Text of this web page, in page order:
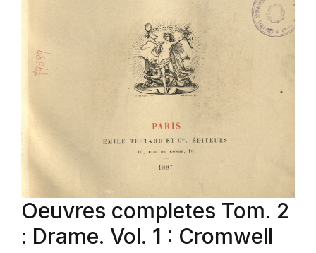
Oeuvres completes Tom. 2
: Drame. Vol. 1 : Cromwell